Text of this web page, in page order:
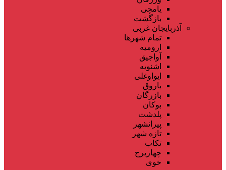
یامچی
بازگشت
آذربایجان غربی
تمام شهر‌ها
ارومیه
آواجیق
اشنویه
ایواوغلی
باروق
بازرگان
بوکان
پلدشت
پیرانشهر
تازه شهر
تکاب
چهاربرج
خوی